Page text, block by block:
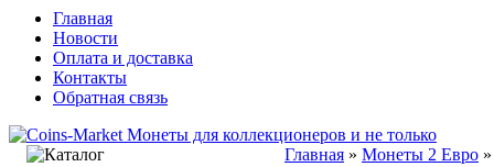
Главная
Новости
Оплата и доставка
Контакты
Обратная связь
Главная » Монеты 2 Евро